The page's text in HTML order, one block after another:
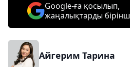
Google-ға қосылып,
жаңалықтарды
Айгерим Тарина